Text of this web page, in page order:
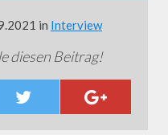
in Interview
diesen Beitrag!